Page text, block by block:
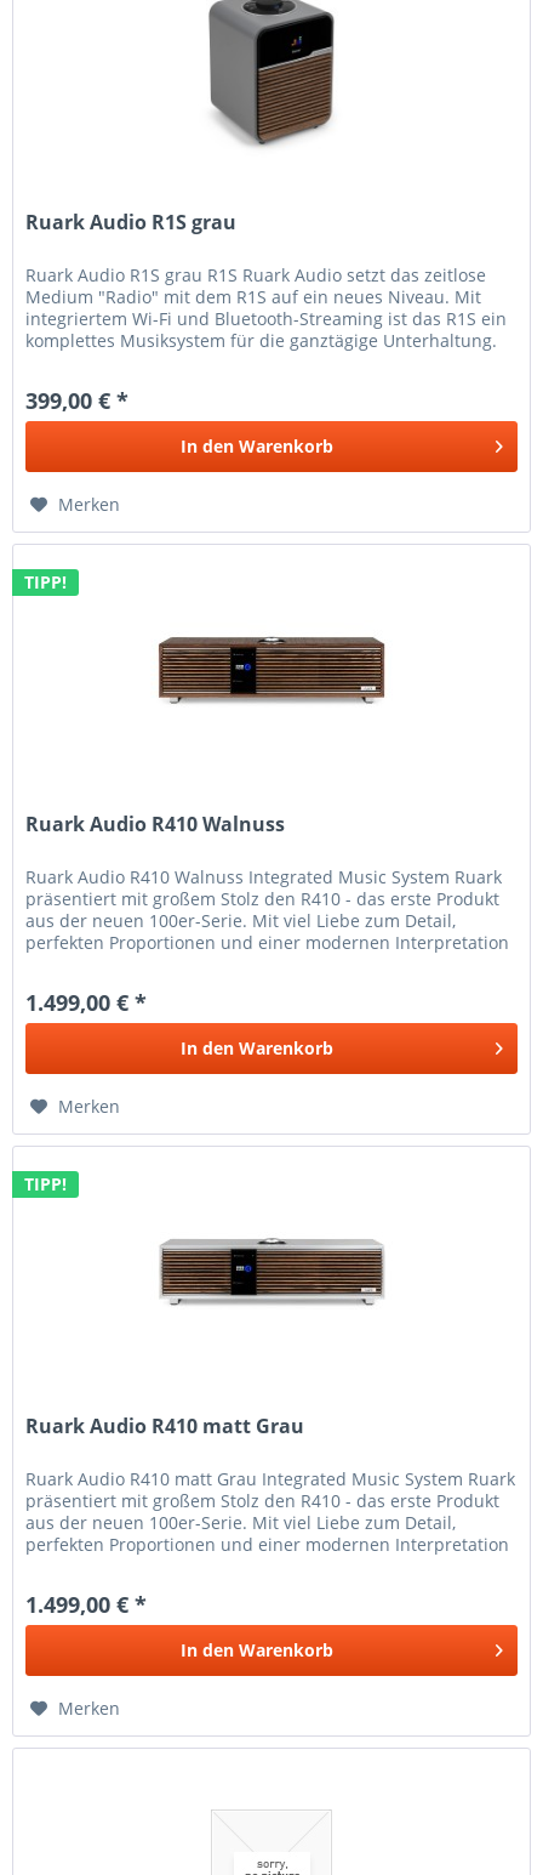
Ruark Audio R1S grau
Ruark Audio R1S grau R1S Ruark Audio setzt das zeitlose
Medium "Radio" mit dem R1S auf ein neues Niveau. Mit
integriertem Wi-Fi und Bluetooth-Streaming ist das R1S ein
komplettes Musiksystem für die ganztägige Unterhaltung.
399,00 € *
In den Warenkorb
Merken
TIPP!
Ruark Audio R410 Walnuss
Ruark Audio R410 Walnuss Integrated Music System Ruark
präsentiert mit großem Stolz den R410 - das erste Produkt
aus der neuen 100er-Serie. Mit viel Liebe zum Detail,
perfekten Proportionen und einer modernen Interpretation
1.499,00 € *
In den Warenkorb
Merken
TIPP!
Ruark Audio R410 matt Grau
Ruark Audio R410 matt Grau Integrated Music System Ruark
präsentiert mit großem Stolz den R410 - das erste Produkt
aus der neuen 100er-Serie. Mit viel Liebe zum Detail,
perfekten Proportionen und einer modernen Interpretation
1.499,00 € *
In den Warenkorb
Merken